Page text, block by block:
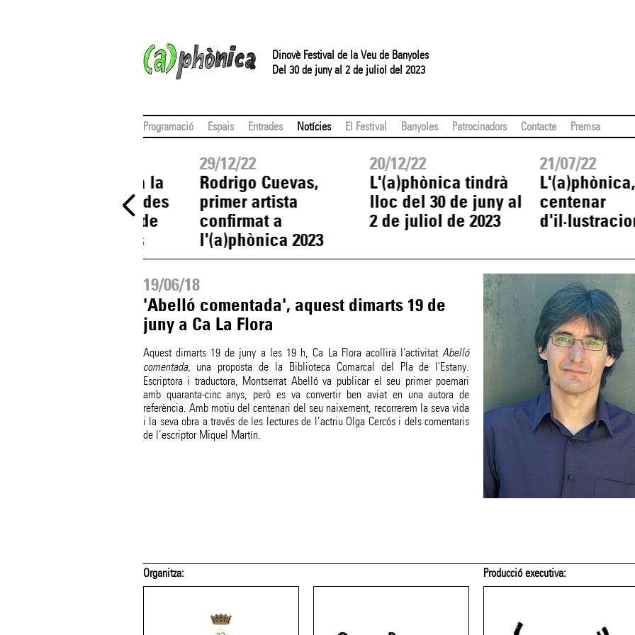
Dinovè Festival de la Veu de Banyoles
Del 30 de juny al 2 de juliol del 2023
Programació Espais Entrades Notícies El Festival Banyoles Patrocinadors Contacte Premsa
Avui es posen a la
venda les entrades
per a l'estrena de
Rodrigo Cuevas
29/12/22
Rodrigo Cuevas,
primer artista
confirmat a
l'(a)phònica 2023
20/12/22
L'(a)phònica tindrà
lloc del 30 de juny al
2 de juliol de 2023
21/07/22
centenar
19/06/18
'Abelló comentada', aquest dimarts 19 de
juny a Ca La Flora
Aquest dimarts 19 de juny a les 19 h, Ca La Flora acollirà l'activitatAbelló
comentada, una proposta de la Biblioteca Comarcal del Pla de l'Estany.
Escriptora i traductora, Montserrat Abelló va publicar el seu primer poemari
amb quaranta-cinc anys, però es va convertir ben aviat en una autora de
referència. Amb motiu del centenari del seu naixement, recorrerem la seva vida
i la seva obra a través de les lectures de l’actriu Olga Cercós i dels comentaris
de l’escriptor Miquel Martín.
Organitza: Producció executiva: